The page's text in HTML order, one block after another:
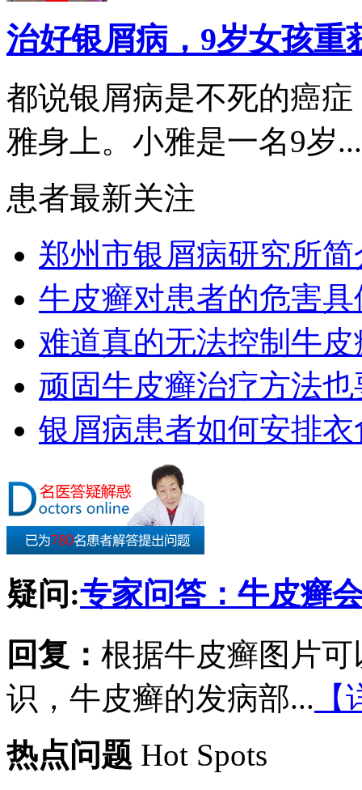
治好银屑病，9岁女孩重
都说银屑病是不死的癌
雅身上。小雅是一名9岁...
患者最新关注
郑州市银屑病研究所简
牛皮癣对患者的危害
难道真的无法控制牛
顽固牛皮癣治疗方法也
银屑病患者如何安排
疑问:专家问答：牛皮癣
回复： 根据牛皮癣图片
识，牛皮癣的发病部...
热点问题 Hot Spots